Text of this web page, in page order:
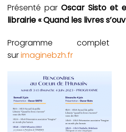
Présenté par Oscar Sisto et
librairie « Quand les livres
Programme
surimaginebzh.fr